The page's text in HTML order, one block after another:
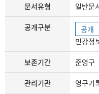
문서유형 일반문
공개구분 공개
민감정
보존기간 준영구
관리기관 영구기